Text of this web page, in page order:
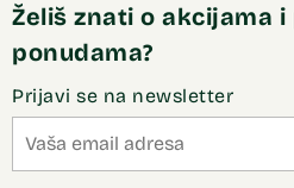
Želiš znati o akcijama i
ponudama?
Prijavi se na newsletter